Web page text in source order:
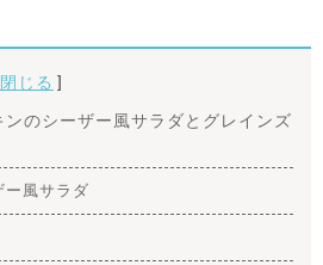
閉じる ]
ンのシーザー風サラダとグレインズ
ー風サラダ